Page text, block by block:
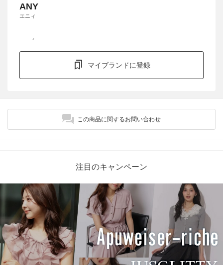
ANY
エニィ
マイブランドに登録
この商品に関するお問い合わせ
注目のキャンペーン